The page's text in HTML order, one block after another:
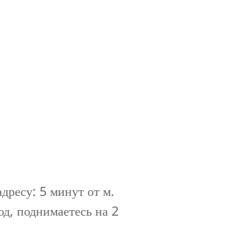
5 минут от м.
поднимаетесь на 2